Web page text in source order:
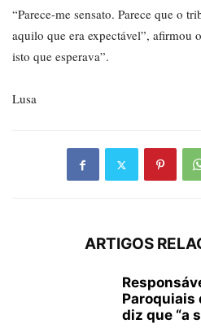
“Parece-me sensato. Parece que o
aquilo que era expectável”, afirmou
isto que esperava”.
Lusa
ARTIGOS
Paroquiais
diz que “a